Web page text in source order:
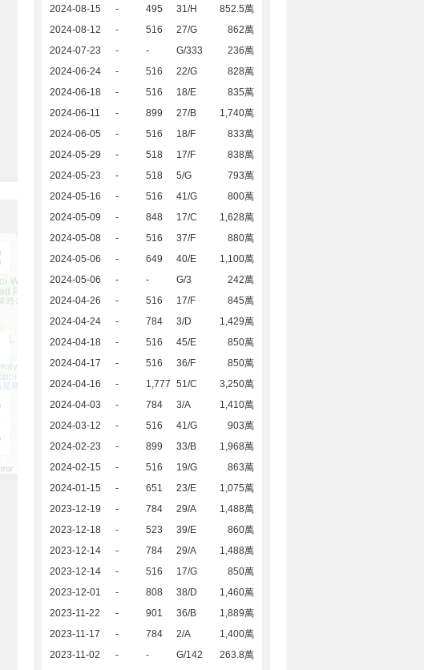
2024-08-15
- 495 31/H
852.5萬
2024-08-12
- 516 27/G
862萬
2024-07-23
- - G/333
236萬
2024-06-24
- 516 22/G
828萬
2024-06-18
- 516 18/E
835萬
2024-06-11
- 899 27/B
1,740萬
2024-06-05
- 516 18/F
833萬
2024-05-29
- 518 17/F
838萬
2024-05-23
- 518 5/G
793萬
2024-05-16
- 516 41/G
800萬
2024-05-09
- 848 17/C
1,628萬
2024-05-08
- 516 37/F
880萬
2024-05-06
- 649 40/E
1,100萬
2024-05-06
- - G/3
242萬
2024-04-26
- 516 17/F
845萬
2024-04-24
- 784 3/D
1,429萬
2024-04-18
- 516 45/E
850萬
2024-04-17
- 516 36/F
850萬
2024-04-16
- 1,777 51/C
3,250萬
2024-04-03
- 784 3/A
1,410萬
2024-03-12
- 516 41/G
903萬
2024-02-23
- 899 33/B
1,968萬
2024-02-15
- 516 19/G
863萬
2024-01-15
- 651 23/E
1,075萬
2023-12-19
- 784 29/A
1,488萬
2023-12-18
- 523 39/E
860萬
2023-12-14
- 784 29/A
1,488萬
2023-12-14
- 516 17/G
850萬
2023-12-01
- 808 38/D
1,460萬
2023-11-22
- 901 36/B
1,889萬
2023-11-17
- 784 2/A
1,400萬
2023-11-02
- - G/142
263.8萬